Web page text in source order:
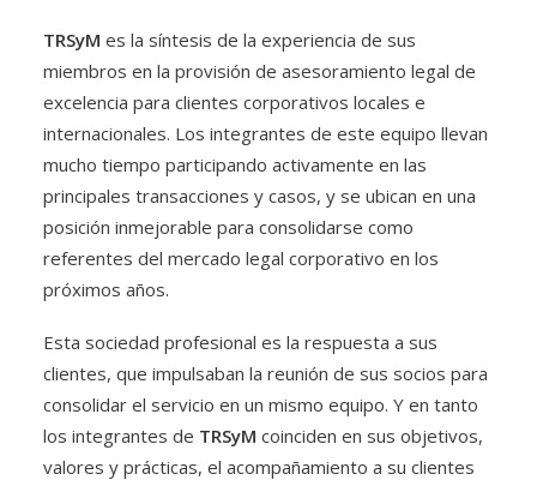
TRSyM es la síntesis de la experiencia de sus
miembros en la provisión de asesoramiento legal de
excelencia para clientes corporativos locales e
internacionales. Los integrantes de este equipo llevan
mucho tiempo participando activamente en las
principales transacciones y casos, y se ubican en una
posición inmejorable para consolidarse como
referentes del mercado legal corporativo en los
próximos años.
Esta sociedad profesional es la respuesta a sus
clientes, que impulsaban la reunión de sus socios para
consolidar el servicio en un mismo equipo. Y en tanto
los integrantes de TRSyM coinciden en sus objetivos,
valores y prácticas, el acompañamiento a su clientes